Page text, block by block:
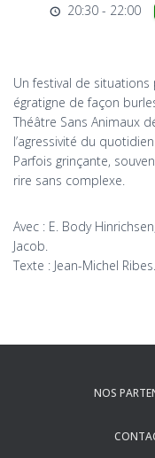
20:30 - 22:00
Un festival de
égratigne de façon
Théâtre Sans Animaux
l’agressivité du
Parfois grinçante,
rire sans complexe.
Avec : E. Body
Jacob.
Texte : Jean-Michel Ribes.
NOS